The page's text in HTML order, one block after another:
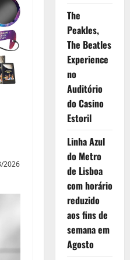
2026
The
Peakles,
The Beatles
Experience
no
Auditório
do Casino
Estoril
Linha Azul
do Metro
de Lisboa
com horário
reduzido
aos fins de
semana em
Agosto